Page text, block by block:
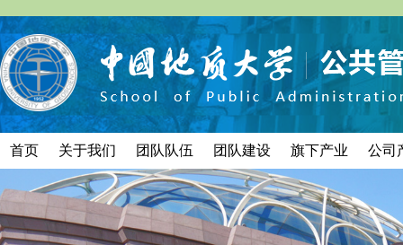
首页 关于我们 团队队伍 团队建设 旗下产业 公司